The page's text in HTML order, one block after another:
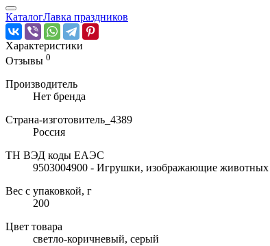
КаталогЛавка праздников
Характеристики
Отзывы 0
Производитель
Нет бренда
Страна-изготовитель_4389
Россия
ТН ВЭД коды ЕАЭС
9503004900 - Игрушки, изображающие
Вес с упаковкой, г
200
Цвет товара
светло-коричневый, серый